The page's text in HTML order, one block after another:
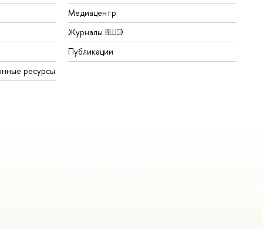
ресурсы
Медиацентр
Журналы ВШЭ
Публикации